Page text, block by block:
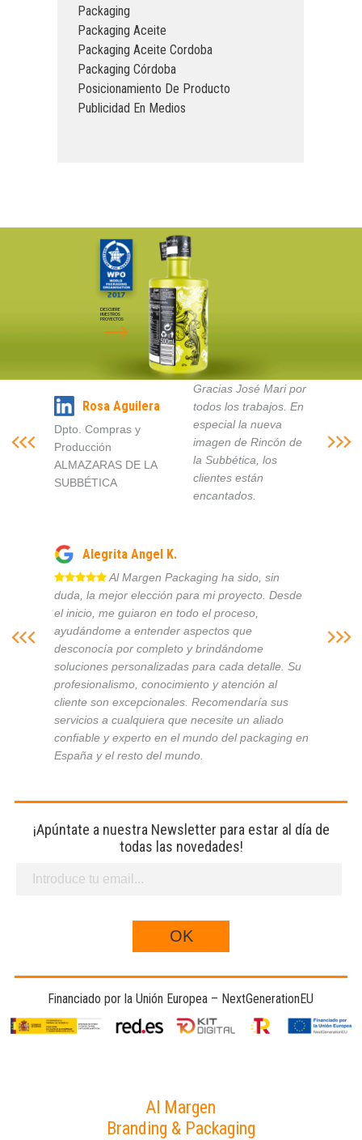
Packaging
Packaging Aceite
Packaging Aceite Cordoba
Packaging Córdoba
Posicionamiento De Producto
Publicidad En Medios
DESCUBRE
NUESTROS
PROYECTOS
Rosa Aguilera
Dpto. Compras y
Producción
ALMAZARAS DE LA
SUBBÉTICA
Gracias José Mari por
todos los trabajos. En
especial la nueva
imagen de Rincón de
la Subbética, los
clientes están
encantados.
Alegrita Angel K.
Al Margen Packaging ha sido, sin
duda, la mejor elección para mi proyecto. Desde
el inicio, me guiaron en todo el proceso,
ayudándome a entender aspectos que
desconocía por completo y brindándome
soluciones personalizadas para cada detalle. Su
profesionalismo, conocimiento y atención al
cliente son excepcionales. Recomendaría sus
servicios a cualquiera que necesite un aliado
confiable y experto en el mundo del packaging en
España y el resto del mundo.
¡Apúntate a nuestra Newsletter para estar al día de
todas las novedades!
Financiado por la Unión Europea – NextGenerationEU
Al Margen
Branding & Packaging